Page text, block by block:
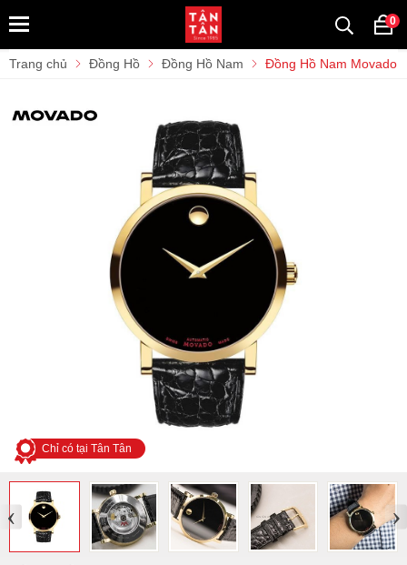
0
Trang chủ Đồng Hồ Đồng Hồ Nam Đồng Hồ Nam Movado
Chỉ có tại Tân Tân
‹ ›